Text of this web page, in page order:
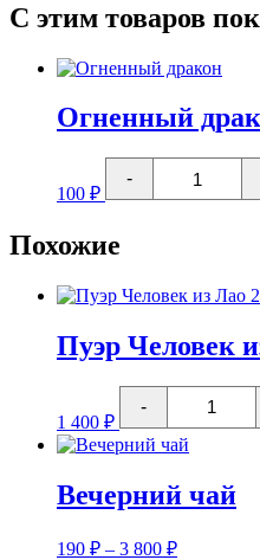
С этим товаров
Огненный
100 ₽
-
Количество
товара
Огненный
Похожие
Пуэр Человек
1 400 ₽
-
Количество
товара
Пуэр
Человек
Лао
250г
Вечерний чай
190 ₽ – 3 800 ₽Диапазон